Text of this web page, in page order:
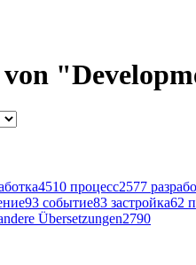
4510 процесс2577
93 событие83 застройка62
Übersetzungen2790